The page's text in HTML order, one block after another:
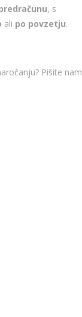
, s
ali po povzetju.
Pišite nam